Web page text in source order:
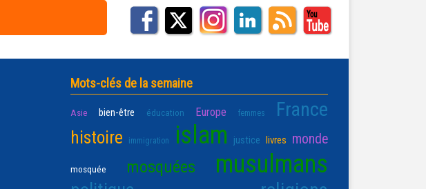
Mots-clés de la semaine
Asie bien-être éducation Europe femmes France
histoire immigration islam justice livres monde
mosquée mosquées musulmans